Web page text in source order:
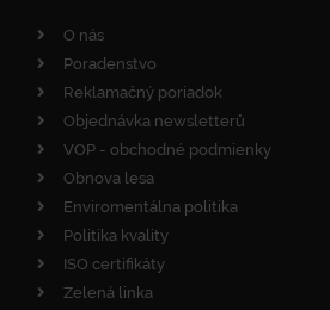
O nás
Poradenstvo
Reklamačný poriadok
Objednávka newsletterů
VOP - obchodné podmienky
Obnova lesa
Enviromentálna politika
Politika kvality
ISO certifikáty
Zelená linka